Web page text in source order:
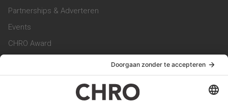
Partnerships & Adverteren
Events
CHRO Award
CHRO Magazine
Service & Contact